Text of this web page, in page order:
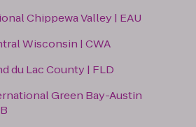
Chippewa Valley | EAU
Wisconsin | CWA
du Lac County | FLD
Green Bay-Austin